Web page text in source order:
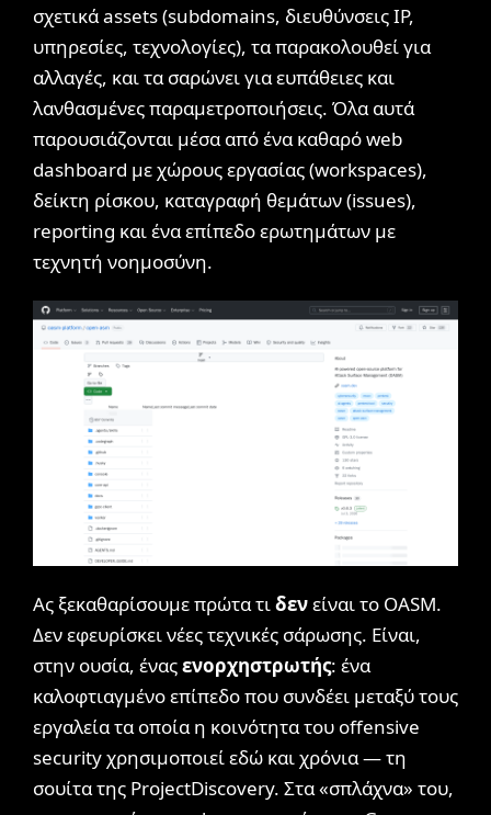
σχετικά assets (subdomains, διευθύνσεις IP,
υπηρεσίες, τεχνολογίες), τα παρακολουθεί για
αλλαγές, και τα σαρώνει για ευπάθειες και
λανθασμένες παραμετροποιήσεις. Όλα αυτά
παρουσιάζονται μέσα από ένα καθαρό web
dashboard με χώρους εργασίας (workspaces),
δείκτη ρίσκου, καταγραφή θεμάτων (issues),
reporting και ένα επίπεδο ερωτημάτων με
τεχνητή νοημοσύνη.
Ας ξεκαθαρίσουμε πρώτα τιδενείναι το OASM.
Δεν εφευρίσκει νέες τεχνικές σάρωσης. Είναι,
στην ουσία, έναςενορχηστρωτής: ένα
καλοφτιαγμένο επίπεδο που συνδέει μεταξύ τους
εργαλεία τα οποία η κοινότητα του offensive
security χρησιμοποιεί εδώ και χρόνια — τη
σουίτα της ProjectDiscovery. Στα «σπλάχνα» του,